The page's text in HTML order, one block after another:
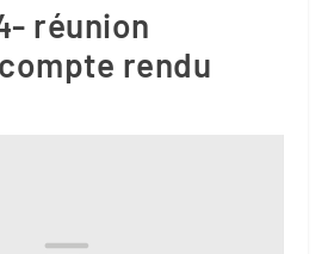
réunion
rendu